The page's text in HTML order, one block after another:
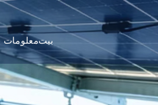
بيتمعلومات